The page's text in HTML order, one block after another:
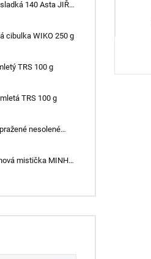
140 Asta JIŘÍ
50 g
cibulka WIKO 250 g
TRS 100 g
TRS 100 g
nesolené
g
mistička MINH
cm